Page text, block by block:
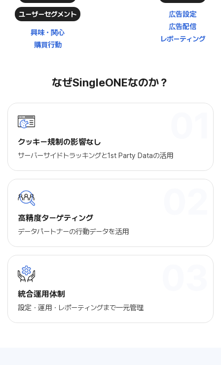
ユーザーセグメント
興味・関心
購買行動
広告設定
広告配信
レポーティング
なぜSingleONEなのか？
クッキー規制の影響なし
サーバーサイドトラッキングと1st Party Dataの活用
高精度ターゲティング
データパートナーの行動データを活用
統合運用体制
設定・運用・レポーティングまで一元管理